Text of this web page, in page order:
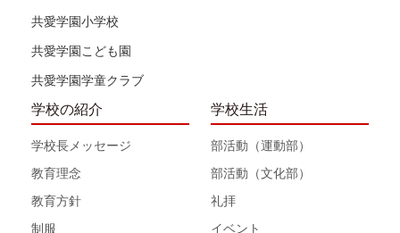
共愛学園小学校
共愛学園こども園
共愛学園学童クラブ
学校の紹介
学校長メッセージ
教育理念
教育方針
制服
学校生活
部活動（運動部）
部活動（文化部）
礼拝
イベント